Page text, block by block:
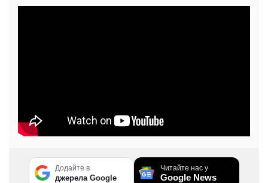
Додайте в
джерела Google
Читайте нас у
Google News